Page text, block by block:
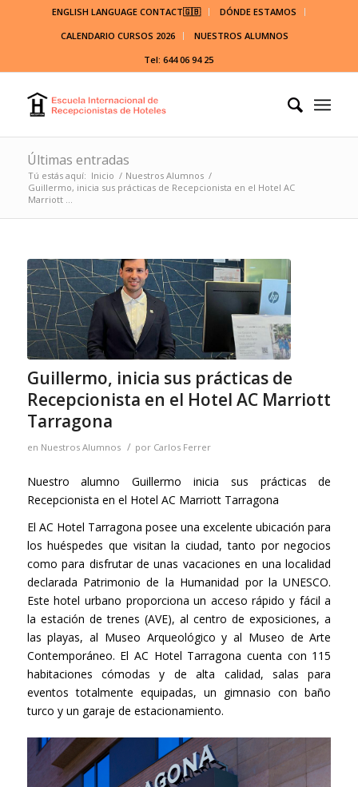
ENGLISH LANGUAGE CONTACT🇬🇧
DÓNDE ESTAMOS
CALENDARIO CURSOS 2026
NUESTROS ALUMNOS
Tel: 644 06 94 25
Últimas entradas
Tú estás aquí: Inicio / Nuestros Alumnos /
Guillermo, inicia sus prácticas de Recepcionista en el Hotel AC
Marriott ...
Guillermo, inicia sus prácticas de
Recepcionista en el Hotel AC Marriott
Tarragona
en Nuestros Alumnos / por Carlos Ferrer
Nuestro alumno Guillermo inicia sus prácticas de
Recepcionista en el Hotel AC Marriott Tarragona
El AC Hotel Tarragona posee una excelente ubicación para
los huéspedes que visitan la ciudad, tanto por negocios
como para disfrutar de unas vacaciones en una localidad
declarada Patrimonio de la Humanidad por la UNESCO.
Este hotel urbano proporciona un acceso rápido y fácil a
la estación de trenes (AVE), al centro de exposiciones, a
las playas, al Museo Arqueológico y al Museo de Arte
Contemporáneo. El AC Hotel Tarragona cuenta con 115
habitaciones cómodas y de alta calidad, salas para
eventos totalmente equipadas, un gimnasio con baño
turco y un garaje de estacionamiento.